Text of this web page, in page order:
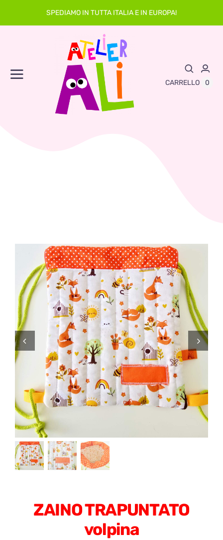
SPEDIAMO IN TUTTA ITALIA E IN EUROPA!
Toggle
Navigation Abbigliamento
Pupazzi
Lista Nascita
Blog
Eventi
Spedizioni
CARRELLO 0
ZAINO TRAPUNTATO
volpina